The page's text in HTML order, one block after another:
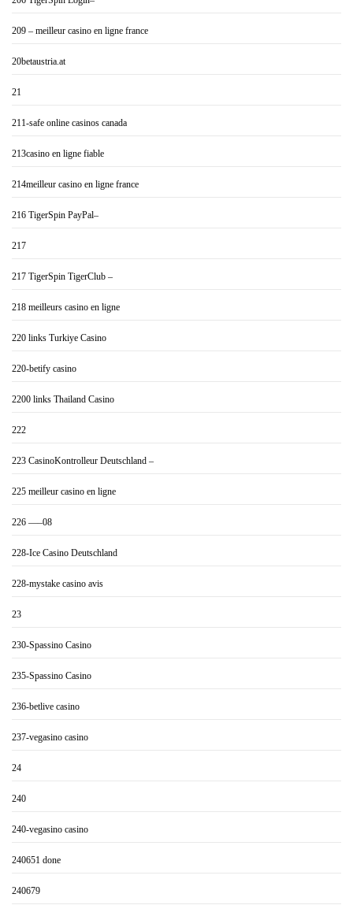
209 – meilleur casino en ligne france
20betaustria.at
21
211-safe online casinos canada
213casino en ligne fiable
214meilleur casino en ligne france
216 TigerSpin PayPal–
217
217 TigerSpin TigerClub –
218 meilleurs casino en ligne
220 links Turkiye Casino
220-betify casino
2200 links Thailand Casino
222
223 CasinoKontrolleur Deutschland –
225 meilleur casino en ligne
226 —–08
228-Ice Casino Deutschland
228-mystake casino avis
23
230-Spassino Casino
235-Spassino Casino
236-betlive casino
237-vegasino casino
24
240
240-vegasino casino
240651 done
240679